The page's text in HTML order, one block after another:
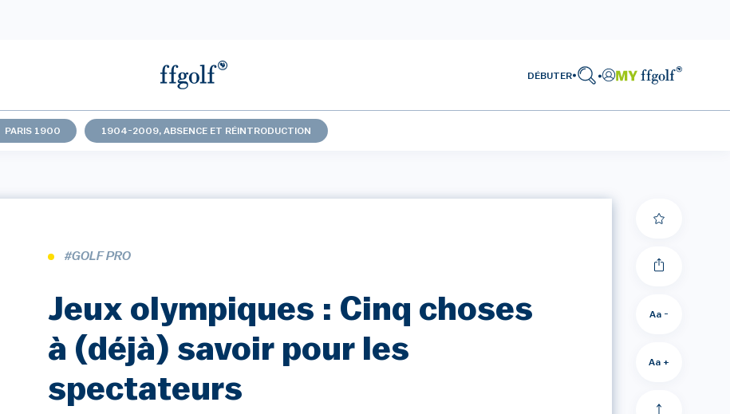
DÉBUTER
PARIS 1900 1904-2009, ABSENCE ET RÉINTRODUCTION
#GOLF PRO
Jeux olympiques : Cinq choses
à (déjà) savoir pour les
spectateurs
Aa -
Aa +